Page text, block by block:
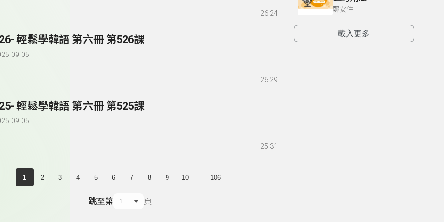
26:24
輕鬆學韓語 第六冊 第526課
09-05
26:29
輕鬆學韓語 第六冊 第525課
09-05
25:31
1 2 3 4 5 6 7 8 9 10 106
跳至第 頁
鄭安住
載入更多